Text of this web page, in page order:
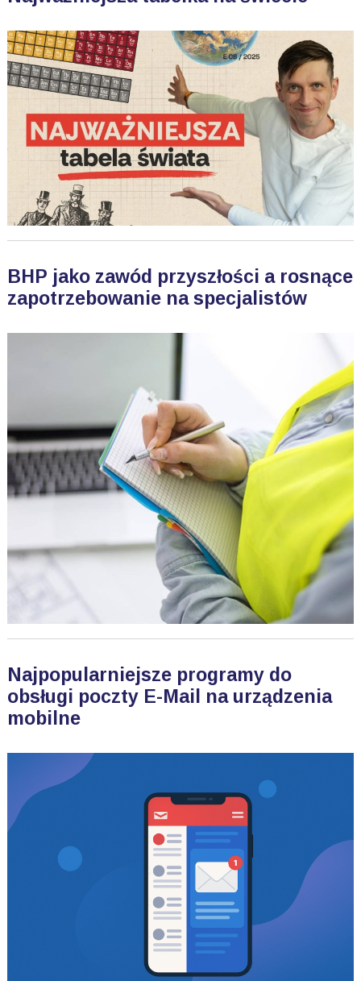
BHP jako zawód przyszłości a rosnące
zapotrzebowanie na specjalistów
Najpopularniejsze programy do
obsługi poczty E-Mail na urządzenia
mobilne